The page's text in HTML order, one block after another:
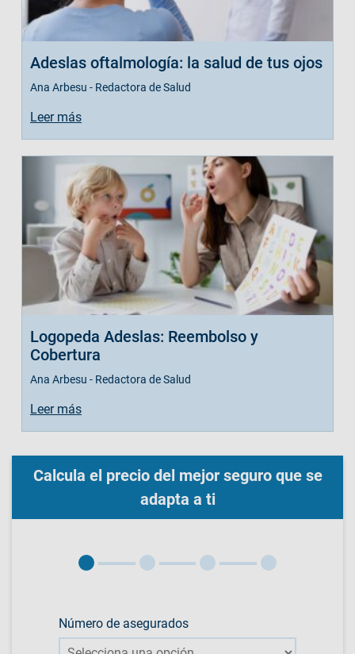
Adeslas oftalmología: la salud de tus ojos
Ana Arbesu - Redactora de Salud
Leer más
Logopeda Adeslas: Reembolso y
Cobertura
Ana Arbesu - Redactora de Salud
Leer más
Calcula el precio del mejor seguro que se
adapta a ti
Número de asegurados